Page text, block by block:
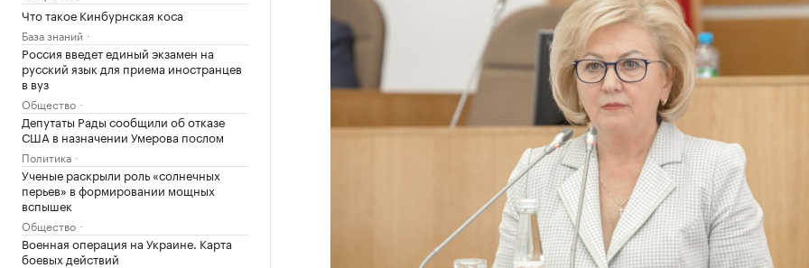
Что такое Кинбурнская коса
База знаний
Россия введет единый экзамен на
русский язык для приема иностранцев
в вуз
Общество
Депутаты Рады сообщили об отказе
США в назначении Умерова послом
Политика
Ученые раскрыли роль «солнечных
перьев» в формировании мощных
вспышек
Общество
Военная операция на Украине. Карта
боевых действий